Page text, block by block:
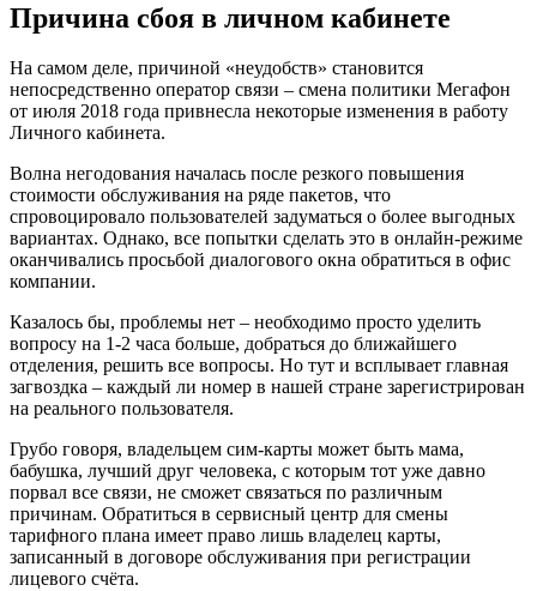
Причина сбоя в личном кабинете
На самом деле, причиной «неудобств» становится
непосредственно оператор связи – смена политики Мегафон
от июля 2018 года привнесла некоторые изменения в работу
Личного кабинета.
Волна негодования началась после резкого повышения
стоимости обслуживания на ряде пакетов, что
спровоцировало пользователей задуматься о более выгодных
вариантах. Однако, все попытки сделать это в онлайн-режиме
оканчивались просьбой диалогового окна обратиться в офис
компании.
Казалось бы, проблемы нет – необходимо просто уделить
вопросу на 1-2 часа больше, добраться до ближайшего
отделения, решить все вопросы. Но тут и всплывает главная
загвоздка – каждый ли номер в нашей стране зарегистрирован
на реального пользователя.
Грубо говоря, владельцем сим-карты может быть мама,
бабушка, лучший друг человека, с которым тот уже давно
порвал все связи, не сможет связаться по различным
причинам. Обратиться в сервисный центр для смены
тарифного плана имеет право лишь владелец карты,
записанный в договоре обслуживания при регистрации
лицевого счёта.